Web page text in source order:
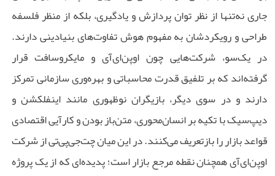
جاری نه‌تنها از نظر توان پردازش و یادگیری، بلکه از منظر فلسفه
طراحی و رویکردشان به مفهوم هوش تفاوت‌های بنیادینی دارند.
در یک‌سو، شرکت‌هایی چون اوپن‌ای‌آی و مایکروسافت قرار
گرفته‌اند که بر تلفیق قدرت محاسباتی و بهره‌وری سازمانی تمرکز
دارند و در سوی دیگر، بازیگران نوظهوری مانند اینفلکشن و
دیپ‌سیک با تکیه بر انسان‌محوری، متن‌باز بودن و کارآیی اقتصادی
قواعد بازار را بازتعریف می‌کنند. در این میان چت‌جی‌پی‌تی از شرکت
اوپن‌ای‌آی همچنان نقطه مرجع بازار است؛ پدیده‌ای که از یک پروژه